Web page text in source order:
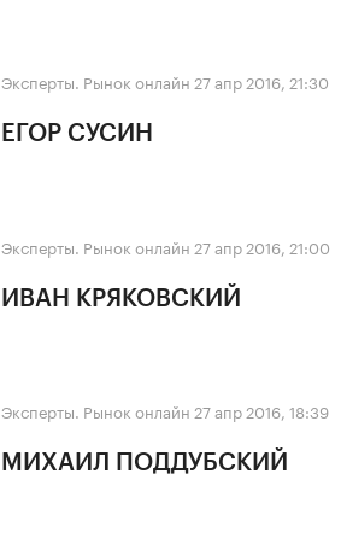
Эксперты. Рынок онлайн 27 апр 2016, 21:30
ЕГОР СУСИН
Эксперты. Рынок онлайн 27 апр 2016, 21:00
ИВАН КРЯКОВСКИЙ
Эксперты. Рынок онлайн 27 апр 2016, 18:39
МИХАИЛ ПОДДУБСКИЙ